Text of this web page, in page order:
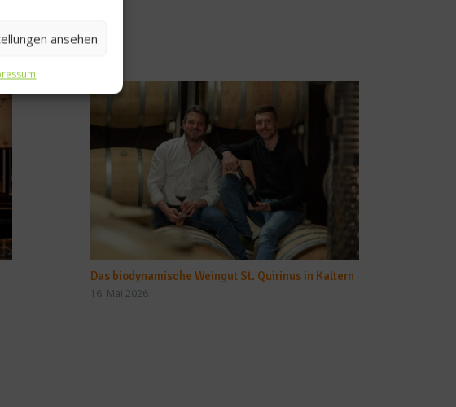
ansehen
Das biodynamische Weingut St. Quirinus in Kaltern
16. Mai 2026